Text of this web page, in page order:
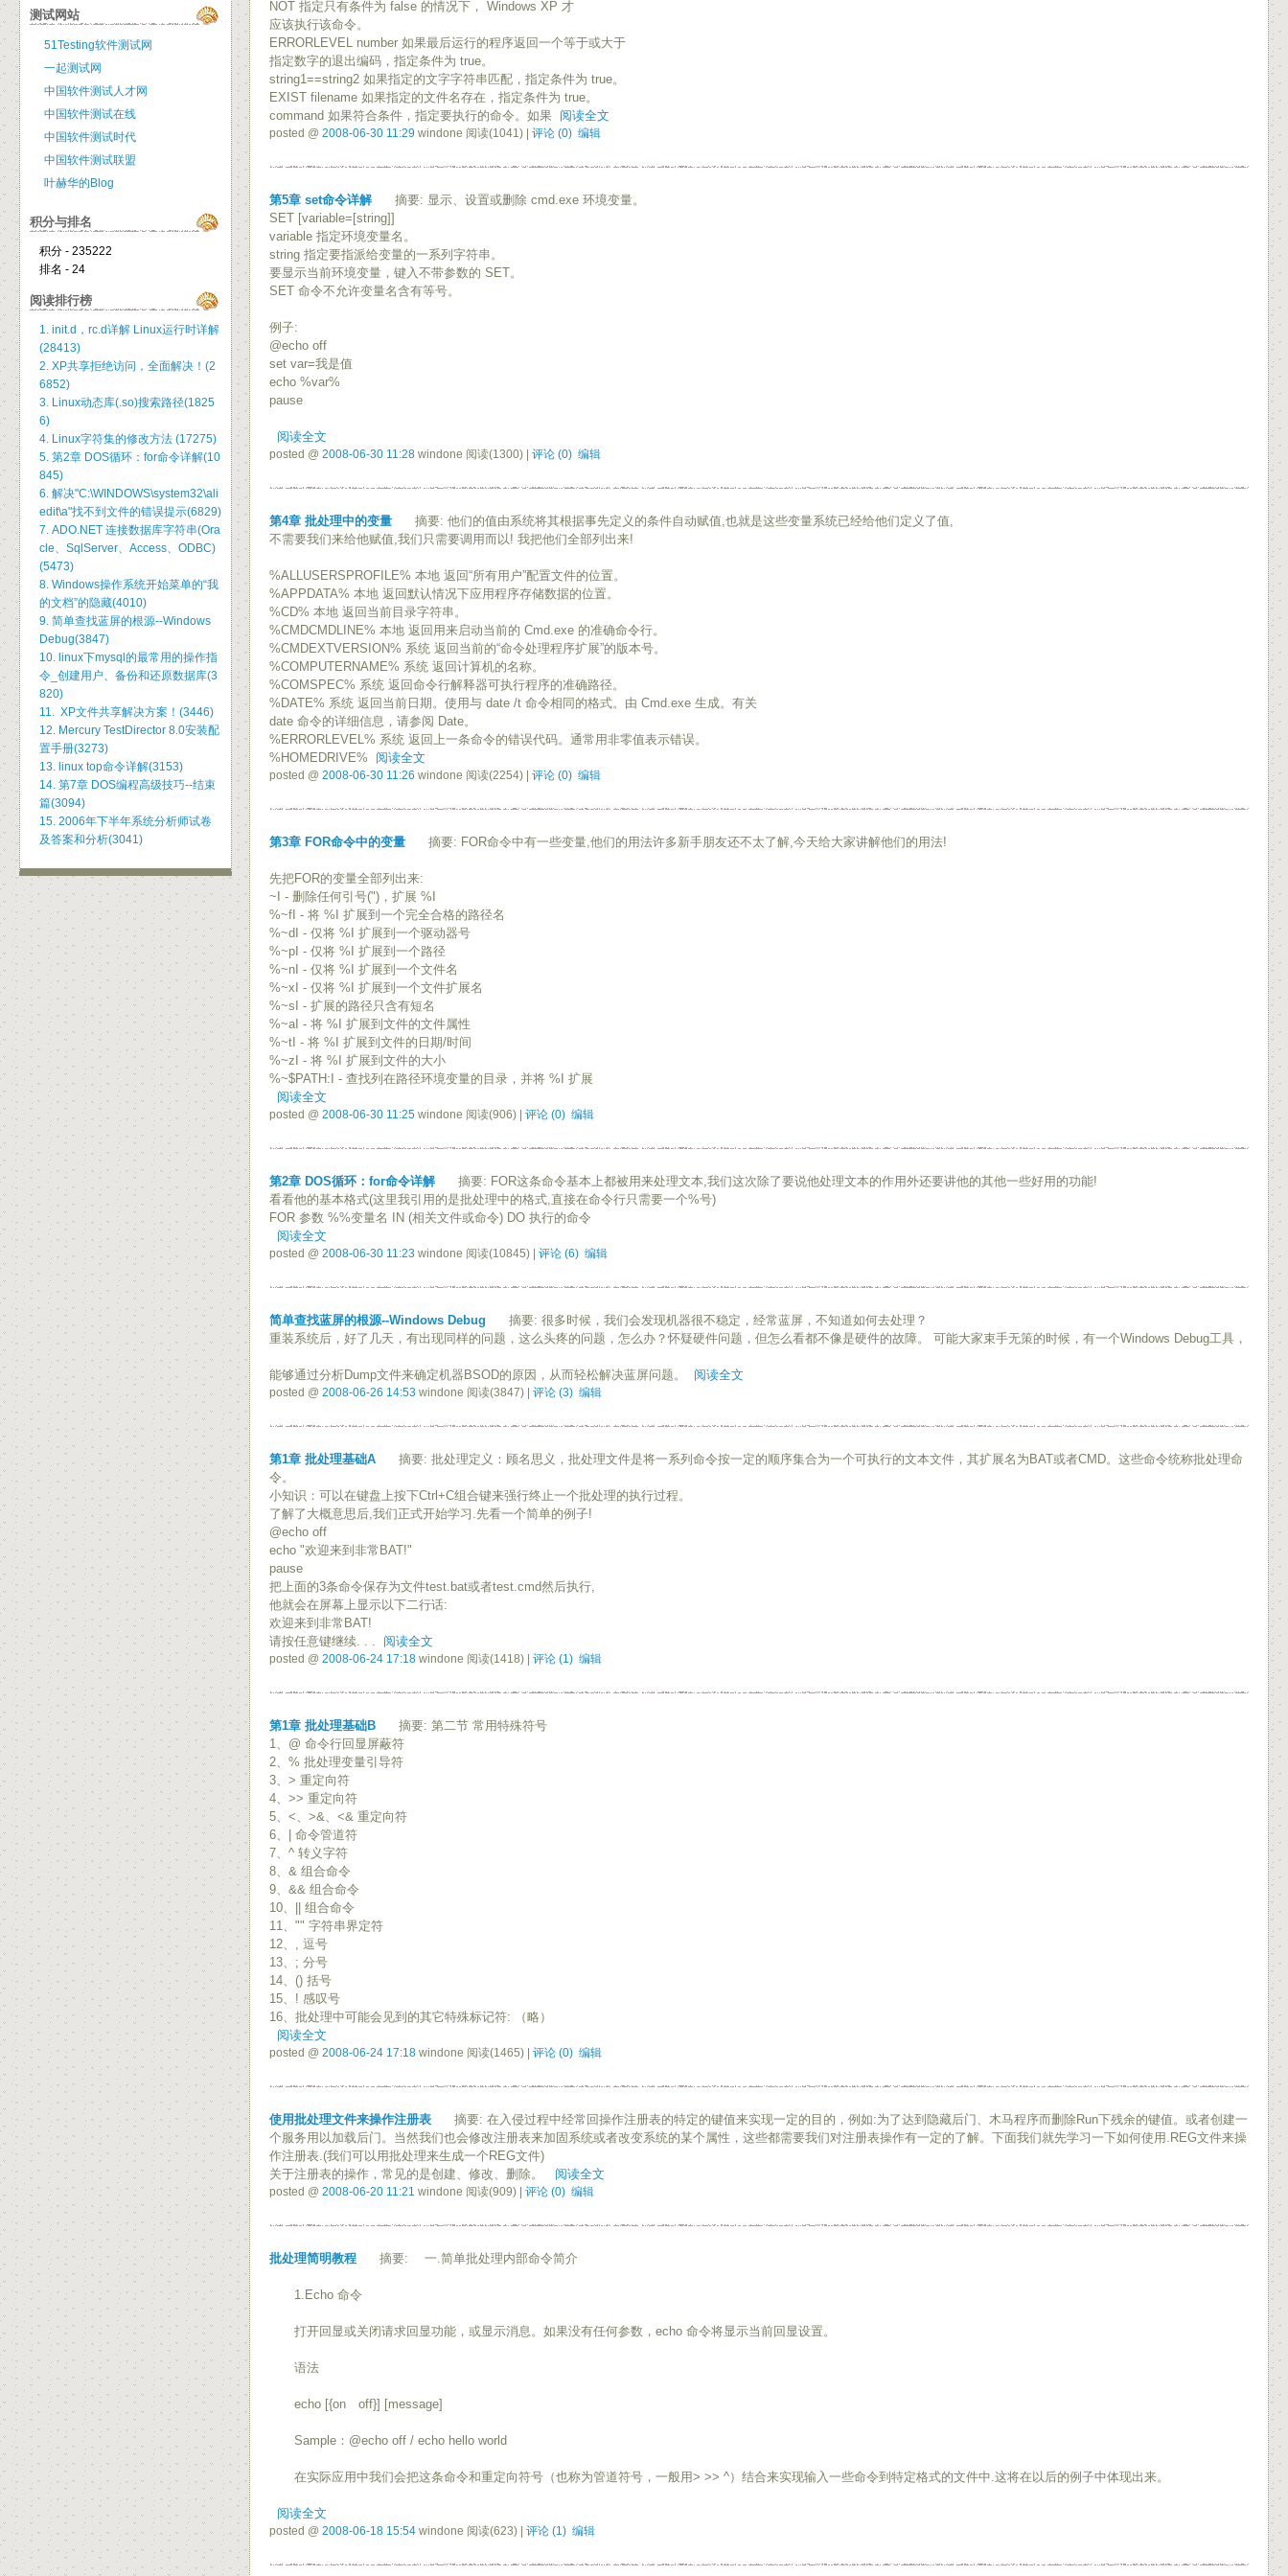
NOT 指定只有条件为 false 的情况下， Windows XP 才
应该执行该命令。
ERRORLEVEL number 如果最后运行的程序返回一个等于或大于
指定数字的退出编码，指定条件为 true。
string1==string2 如果指定的文字字符串匹配，指定条件为 true。
EXIST filename 如果指定的文件名存在，指定条件为 true。
command 如果符合条件，指定要执行的命令。如果 阅读全文
posted @ 2008-06-30 11:29 windone 阅读(1041) | 评论 (0) 编辑
第5章 set命令详解摘要: 显示、设置或删除 cmd.exe 环境变量。
SET [variable=[string]]
variable 指定环境变量名。
string 指定要指派给变量的一系列字符串。
要显示当前环境变量，键入不带参数的 SET。
SET 命令不允许变量名含有等号。
例子:
@echo off
set var=我是值
echo %var%
pause
阅读全文
posted @ 2008-06-30 11:28 windone 阅读(1300) | 评论 (0) 编辑
第4章 批处理中的变量 摘要: 他们的值由系统将其根据事先定义的条件自动赋值,也就是这些变量系统已经给他们定义了值,
不需要我们来给他赋值,我们只需要调用而以! 我把他们全部列出来!
%ALLUSERSPROFILE% 本地 返回“所有用户”配置文件的位置。
%APPDATA% 本地 返回默认情况下应用程序存储数据的位置。
%CD% 本地 返回当前目录字符串。
%CMDCMDLINE% 本地 返回用来启动当前的 Cmd.exe 的准确命令行。
%CMDEXTVERSION% 系统 返回当前的“命令处理程序扩展”的版本号。
%COMPUTERNAME% 系统 返回计算机的名称。
%COMSPEC% 系统 返回命令行解释器可执行程序的准确路径。
%DATE% 系统 返回当前日期。使用与 date /t 命令相同的格式。由 Cmd.exe 生成。有关
date 命令的详细信息，请参阅 Date。
%ERRORLEVEL% 系统 返回上一条命令的错误代码。通常用非零值表示错误。
%HOMEDRIVE% 阅读全文
posted @ 2008-06-30 11:26 windone 阅读(2254) | 评论 (0) 编辑
第3章 FOR命令中的变量 摘要: FOR命令中有一些变量,他们的用法许多新手朋友还不太了解,今天给大家讲解他们的用法!
先把FOR的变量全部列出来:
~I - 删除任何引号(")，扩展 %I
%~fI - 将 %I 扩展到一个完全合格的路径名
%~dI - 仅将 %I 扩展到一个驱动器号
%~pI - 仅将 %I 扩展到一个路径
%~nI - 仅将 %I 扩展到一个文件名
%~xI - 仅将 %I 扩展到一个文件扩展名
%~sI - 扩展的路径只含有短名
%~aI - 将 %I 扩展到文件的文件属性
%~tI - 将 %I 扩展到文件的日期/时间
%~zI - 将 %I 扩展到文件的大小
%~$PATH:I - 查找列在路径环境变量的目录，并将 %I 扩展
阅读全文
posted @ 2008-06-30 11:25 windone 阅读(906) | 评论 (0) 编辑
第2章 DOS循环：for命令详解摘要: FOR这条命令基本上都被用来处理文本,我们这次除了要说他处理文本的作用外还要讲他的其他一些好用的功能!
看看他的基本格式(这里我引用的是批处理中的格式,直接在命令行只需要一个%号)
FOR 参数 %%变量名 IN (相关文件或命令) DO 执行的命令
阅读全文
posted @ 2008-06-30 11:23 windone 阅读(10845) | 评论 (6) 编辑
简单查找蓝屏的根源--Windows Debug 摘要: 很多时候，我们会发现机器很不稳定，经常蓝屏，不知道如何去处理？
重装系统后，好了几天，有出现同样的问题，这么头疼的问题，怎么办？怀疑硬件问题，但怎么看都不像是硬件的故障。 可能大家束手无策的时候，有一个Windows Debug工具，
能够通过分析Dump文件来确定机器BSOD的原因，从而轻松解决蓝屏问题。 阅读全文
posted @ 2008-06-26 14:53 windone 阅读(3847) | 评论 (3) 编辑
第1章 批处理基础A 摘要: 批处理定义：顾名思义，批处理文件是将一系列命令按一定的顺序集合为一个可执行的文本文件，其扩展名为BAT或者CMD。这些命令统称批处理命
令。
小知识：可以在键盘上按下Ctrl+C组合键来强行终止一个批处理的执行过程。
了解了大概意思后,我们正式开始学习.先看一个简单的例子!
@echo off
echo "欢迎来到非常BAT!"
pause
把上面的3条命令保存为文件test.bat或者test.cmd然后执行,
他就会在屏幕上显示以下二行话:
欢迎来到非常BAT!
请按任意键继续. . . 阅读全文
posted @ 2008-06-24 17:18 windone 阅读(1418) | 评论 (1) 编辑
第1章 批处理基础B 摘要: 第二节 常用特殊符号
1、@ 命令行回显屏蔽符
2、% 批处理变量引导符
3、> 重定向符
4、>> 重定向符
5、<、>&、<& 重定向符
6、| 命令管道符
7、^ 转义字符
8、& 组合命令
9、&& 组合命令
10、|| 组合命令
11、"" 字符串界定符
12、, 逗号
13、; 分号
14、() 括号
15、! 感叹号
16、批处理中可能会见到的其它特殊标记符: （略）
阅读全文
posted @ 2008-06-24 17:18 windone 阅读(1465) | 评论 (0) 编辑
使用批处理文件来操作注册表 摘要: 在入侵过程中经常回操作注册表的特定的键值来实现一定的目的，例如:为了达到隐藏后门、木马程序而删除Run下残余的键值。或者创建一
个服务用以加载后门。当然我们也会修改注册表来加固系统或者改变系统的某个属性，这些都需要我们对注册表操作有一定的了解。下面我们就先学习一下如何使用.REG文件来操
作注册表.(我们可以用批处理来生成一个REG文件)
关于注册表的操作，常见的是创建、修改、删除。 阅读全文
posted @ 2008-06-20 11:21 windone 阅读(909) | 评论 (0) 编辑
批处理简明教程 摘要: 一.简单批处理内部命令简介
1.Echo 命令
打开回显或关闭请求回显功能，或显示消息。如果没有任何参数，echo 命令将显示当前回显设置。
语法
echo [{on off}] [message]
Sample：@echo off / echo hello world
在实际应用中我们会把这条命令和重定向符号（也称为管道符号，一般用> >> ^）结合来实现输入一些命令到特定格式的文件中.这将在以后的例子中体现出来。
阅读全文
posted @ 2008-06-18 15:54 windone 阅读(623) | 评论 (1) 编辑
测试网站
51Testing软件测试网
一起测试网
中国软件测试人才网
中国软件测试在线
中国软件测试时代
中国软件测试联盟
叶赫华的Blog
积分与排名
积分 - 235222
排名 - 24
阅读排行榜
1. init.d，rc.d详解 Linux运行时详解
(28413)
2. XP共享拒绝访问，全面解决！(2
6852)
3. Linux动态库(.so)搜索路径(1825
6)
4. Linux字符集的修改方法 (17275)
5. 第2章 DOS循环：for命令详解(10
845)
6. 解决"C:\WINDOWS\system32\ali
edit\a"找不到文件的错误提示(6829)
7. ADO.NET 连接数据库字符串(Ora
cle、SqlServer、Access、ODBC)
(5473)
8. Windows操作系统开始菜单的“我
的文档”的隐藏(4010)
9. 简单查找蓝屏的根源--Windows
Debug(3847)
10. linux下mysql的最常用的操作指
令_创建用户、备份和还原数据库(3
820)
11. XP文件共享解决方案！(3446)
12. Mercury TestDirector 8.0安装配
置手册(3273)
13. linux top命令详解(3153)
14. 第7章 DOS编程高级技巧--结束
篇(3094)
15. 2006年下半年系统分析师试卷
及答案和分析(3041)